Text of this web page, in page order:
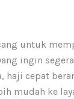
untuk
ingin
haji cepat
mudah ke